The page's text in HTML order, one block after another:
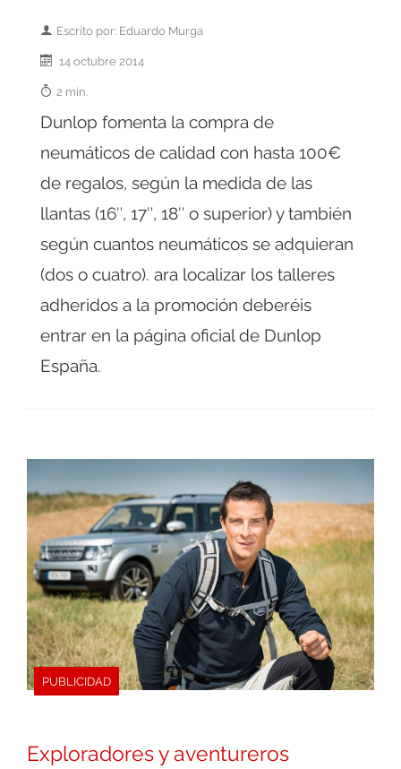
Escrito por: Eduardo Murga
14 octubre 2014
2 min.
Dunlop fomenta la compra de
neumáticos de calidad con hasta 100€
de regalos, según la medida de las
llantas (16″, 17″, 18″ o superior) y también
según cuantos neumáticos se adquieran
(dos o cuatro). ara localizar los talleres
adheridos a la promoción deberéis
entrar en la página oficial de Dunlop
España.
PUBLICIDAD
Exploradores y aventureros